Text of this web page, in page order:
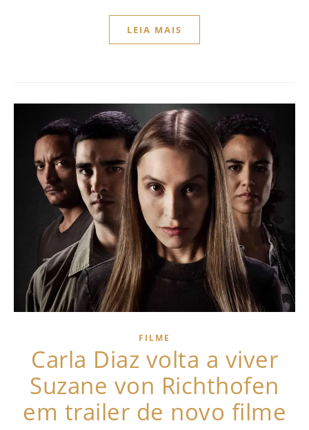
LEIA MAIS
FILME
Carla Diaz volta a viver
Suzane von Richthofen
em trailer de novo filme